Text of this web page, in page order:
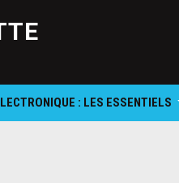
: LES ESSENTIELS